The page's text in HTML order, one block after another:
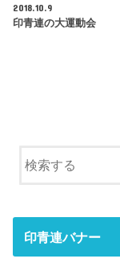
2018.10.9
印青連の大運動会
印青連バナー